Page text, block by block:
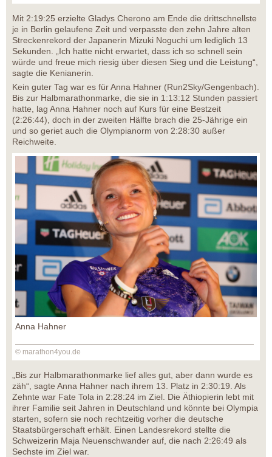
Mit 2:19:25 erzielte Gladys Cherono am Ende die drittschnellste
je in Berlin gelaufene Zeit und verpasste den zehn Jahre alten
Streckenrekord der Japanerin Mizuki Noguchi um lediglich 13
Sekunden. „Ich hatte nicht erwartet, dass ich so schnell sein
würde und freue mich riesig über diesen Sieg und die Leistung“,
sagte die Kenianerin.
Kein guter Tag war es für Anna Hahner (Run2Sky/Gengenbach).
Bis zur Halbmarathonmarke, die sie in 1:13:12 Stunden passiert
hatte, lag Anna Hahner noch auf Kurs für eine Bestzeit
(2:26:44), doch in der zweiten Hälfte brach die 25-Jährige ein
und so geriet auch die Olympianorm von 2:28:30 außer
Reichweite.
Anna Hahner
© marathon4you.de
„Bis zur Halbmarathonmarke lief alles gut, aber dann wurde es
zäh“, sagte Anna Hahner nach ihrem 13. Platz in 2:30:19. Als
Zehnte war Fate Tola in 2:28:24 im Ziel. Die Äthiopierin lebt mit
ihrer Familie seit Jahren in Deutschland und könnte bei Olympia
starten, sofern sie noch rechtzeitig vorher die deutsche
Staatsbürgerschaft erhält. Einen Landesrekord stellte die
Schweizerin Maja Neuenschwander auf, die nach 2:26:49 als
Sechste im Ziel war.